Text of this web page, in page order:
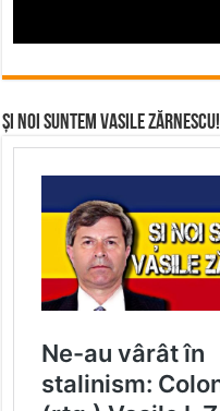
Și noi suntem Vasile Zărnescu!